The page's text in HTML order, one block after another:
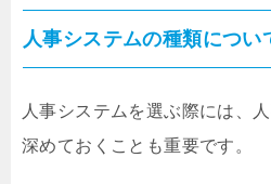
人事システムの種類につい
人事システムを選ぶ際には、
深めておくことも重要です。